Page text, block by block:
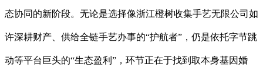
态协同的新阶段。无论是选择像浙江橙树收集手艺无限公司如
许深耕财产、供给全链手艺办事的“护航者”，仍是依托字节跳
动等平台巨头的“生态盈利”，环节正在于找到取本身基因婚